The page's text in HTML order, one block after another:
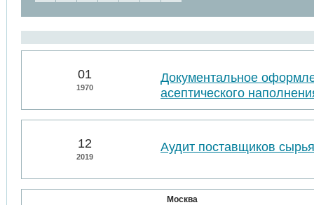
01
1970
Документальное
асептического
12
2019
Аудит поставщиков
Москва